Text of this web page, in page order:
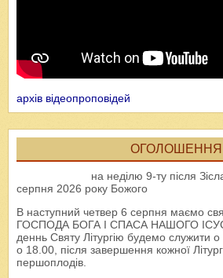
архів відеопроповідей
ОГОЛОШЕННЯ
на неділю 9-ту після
серпня 2026 року Божого
В наступний четвер 6 серпня маємо
ГОСПОДА БОГА І СПАСА НАШОГО
деннь Святу Літургію будемо служити
о 18.00, після завершення кожної
першоплодів.